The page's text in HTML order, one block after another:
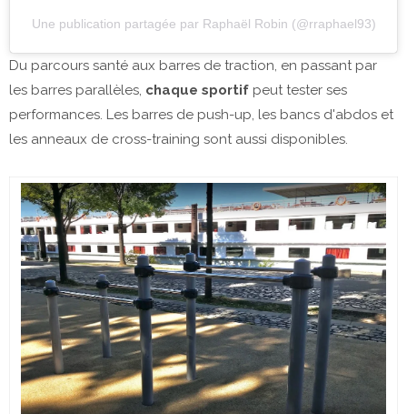
Une publication partagée par Raphaël Robin (@rraphael93)
Du parcours santé aux barres de traction, en passant par
les barres parallèles, chaque sportif peut tester ses
performances. Les barres de push-up, les bancs d'abdos et
les anneaux de cross-training sont aussi disponibles.